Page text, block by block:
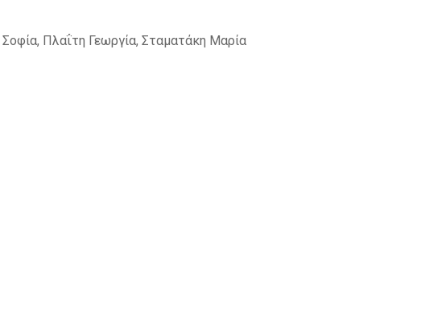
Πλαΐτη Γεωργία, Σταματάκη Μαρία